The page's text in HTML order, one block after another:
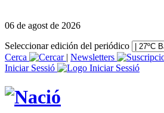
06 de agost de 2026
Seleccionar edición del periódico
Cerca
| Newsletters
Iniciar Sessió